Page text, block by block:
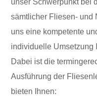
unser Schwerpunkt bei
sämtlicher Fliesen- und
uns eine kompetente
individuelle Umsetzung
Dabei ist die
Ausführung der
bieten Ihnen: